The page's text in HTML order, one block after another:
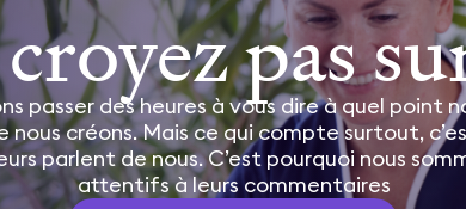
pas
passer des heures à vous dire à quel point
créons. Mais ce qui compte surtout,
parlent de nous. C’est pourquoi nous
attentifs à leurs commentaires